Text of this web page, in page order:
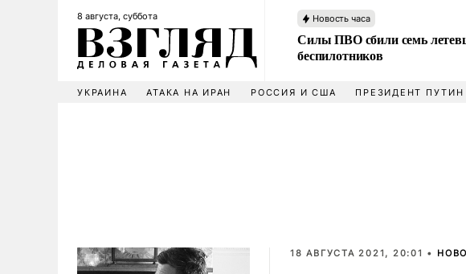
8 августа, суббота Новость часа
Силы ПВО сбили семь
беспилотников
УКРАИНА АТАКА НА ИРАН РОССИЯ И США ПРЕЗИДЕНТ ПУТИН
18 АВГУСТА 2021, 20:01 •